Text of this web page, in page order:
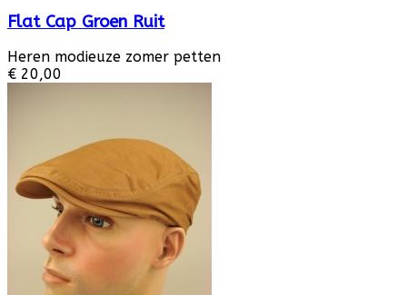
Flat Cap Groen Ruit
Heren modieuze zomer petten
€ 20,00